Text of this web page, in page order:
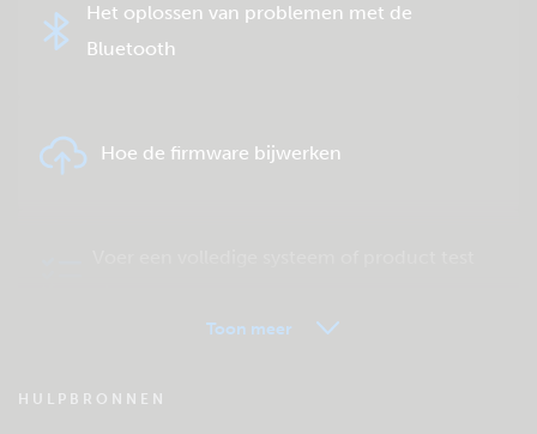
Het oplossen van problemen met de
Bluetooth
Hoe de firmware bijwerken
VRM - Veel gestelde vragen
Toon meer
HULPBRONNEN